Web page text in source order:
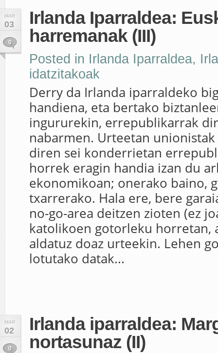
MAR
03
0
Irlanda Iparraldea:
harremanak (III)
Posted in Irlanda Iparraldea,
idatzitakoak
Derry da Irlanda iparraldeko
handiena, eta bertako
ingururekin, errepublikarrak
nabarmen. Urteetan
diren sei konderrietan
horrek eragin handia izan du
ekonomikoan; onerako baino,
txarrerako. Hala ere, bere
no-go-area deitzen zioten (ez
katolikoen gotorleku horretan,
aldatuz doaz urteekin. Lehen
lotutako datak...
MAR
02
0
Irlanda iparraldea:
nortasunaz (II)